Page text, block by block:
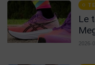
Le
2026-